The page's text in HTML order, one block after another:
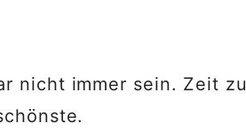
nicht immer sein. Zeit zu